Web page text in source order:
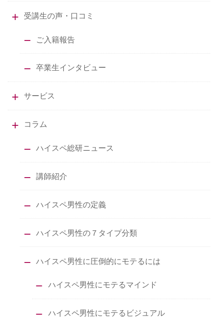
受講生の声・口コミ
ご入籍報告
卒業生インタビュー
サービス
コラム
ハイスペ総研ニュース
講師紹介
ハイスペ男性の定義
ハイスペ男性の７タイプ分類
ハイスペ男性に圧倒的にモテるには
ハイスペ男性にモテるマインド
ハイスペ男性にモテるビジュアル